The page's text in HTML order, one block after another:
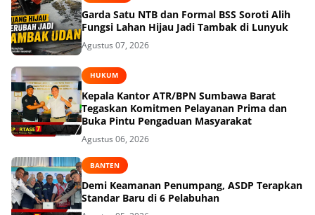
Garda Satu NTB dan Formal BSS Soroti Alih
Fungsi Lahan Hijau Jadi Tambak di Lunyuk
Agustus 07, 2026
HUKUM
Kepala Kantor ATR/BPN Sumbawa Barat
Tegaskan Komitmen Pelayanan Prima dan
Buka Pintu Pengaduan Masyarakat
Agustus 06, 2026
BANTEN
Demi Keamanan Penumpang, ASDP Terapkan
Standar Baru di 6 Pelabuhan